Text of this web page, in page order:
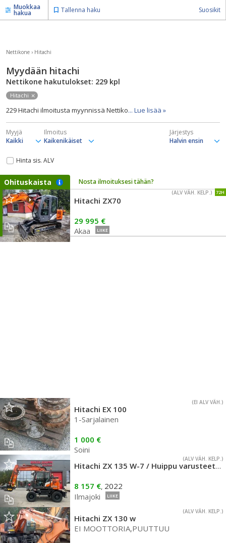
Muokkaa
hakua Tallenna haku Suosikit
Nettikone › Hitachi
Myydään hitachi
Nettikone hakutulokset: 229 kpl
Hitachi
229 Hitachi ilmoitusta myynnissä Nettiko... Lue lisää »
Myyjä Ilmoitus Järjestys
Hinta sis. ALV
Ohituskaista Nosta ilmoituksesi tähän?
72H
(ALV VÄH. KELP.)
Hitachi ZX70
29 995 €
Akaa
LIIKE
(EI ALV VÄH.)
Hitachi EX 100
1-Sarjalainen
1 000 €
Soini
(ALV VÄH. KELP.)
Hitachi ZX 135 W-7 / Huippu varusteet, Vuokrakone!
8 157 €, 2022
Ilmajoki
LIIKE
(ALV VÄH. KELP.)
Hitachi ZX 130 w
EI MOOTTORIA,PUUTTUU